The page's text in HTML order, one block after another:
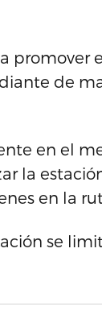
promover
de
en el
la
en la
se